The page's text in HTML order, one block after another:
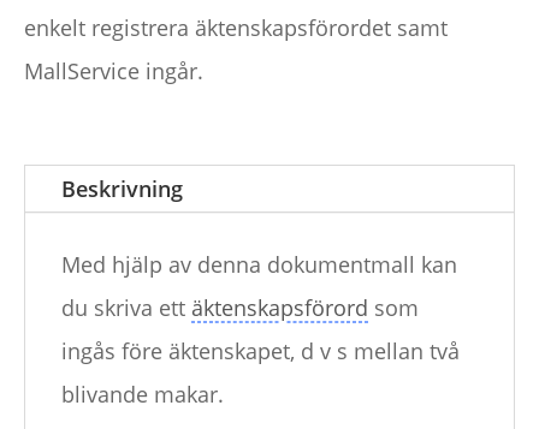
enkelt registrera äktenskapsförordet samt
MallService ingår.
Beskrivning
Med hjälp av denna dokumentmall kan
du skriva ett äktenskapsförord som
ingås före äktenskapet, d v s mellan två
blivande makar.